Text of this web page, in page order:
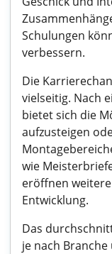
Schulungen
verbessern.
Die
vielseitig. Nach
bietet sich die
aufzusteigen
wie
eröffnen
Entwicklung.
Das
je nach